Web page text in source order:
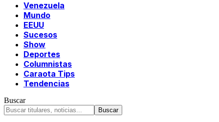
Venezuela
Mundo
EEUU
Sucesos
Show
Deportes
Columnistas
Caraota Tips
Tendencias
Buscar